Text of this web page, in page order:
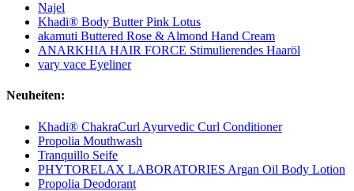
Najel
Khadi® Body Butter Pink Lotus
akamuti Buttered Rose & Almond Hand Cream
ANARKHIA HAIR FORCE Stimulierendes Haaröl
vary vace Eyeliner
Neuheiten:
Khadi® ChakraCurl Ayurvedic Curl Conditioner
Propolia Mouthwash
Tranquillo Seife
PHYTORELAX LABORATORIES Argan Oil Body Lotion
Propolia Deodorant